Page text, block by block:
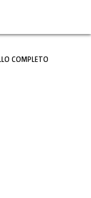
COMPLETO